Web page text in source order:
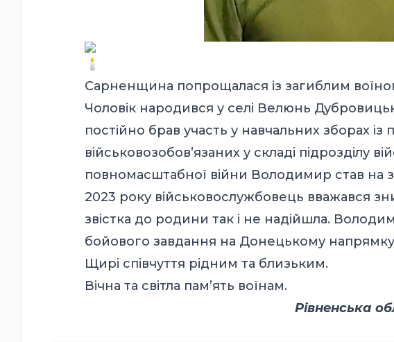
Сарненщина попрощалася із загиблим
Чоловік народився у селі Велюнь
постійно брав участь у навчальних зборах із
військовозобов’язаних у складі підрозділу
повномасштабної війни Володимир став на
2023 року військовослужбовець вважався
звістка до родини так і не надійшла.
бойового завдання на Донецькому
Щирі співчуття рідним та близьким.
Вічна та світла пам’ять воїнам.
Рівненська